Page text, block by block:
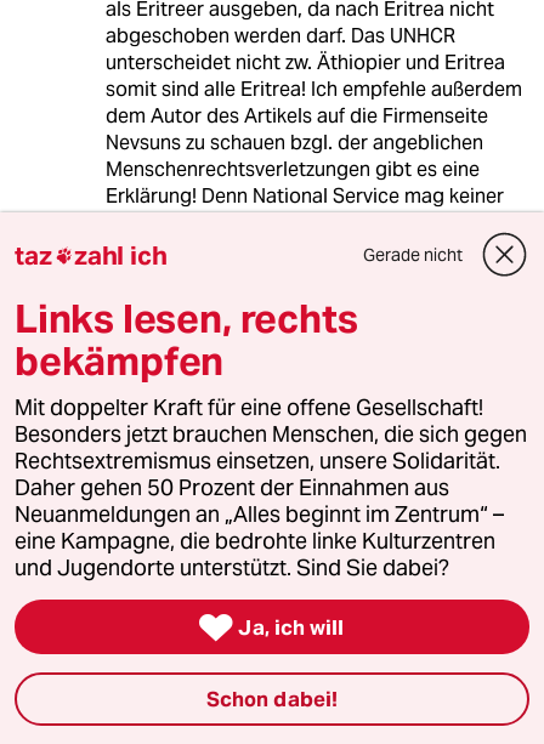
als Eritreer ausgeben, da nach Eritrea nicht
abgeschoben werden darf. Das UNHCR
unterscheidet nicht zw. Äthiopier und Eritrea
somit sind alle Eritrea! Ich empfehle außerdem
dem Autor des Artikels auf die Firmenseite
Nevsuns zu schauen bzgl. der angeblichen
Menschenrechtsverletzungen gibt es eine
Erklärung! Denn National Service mag keiner
demarkiert ist kann davon ausgegangen
deutlich entspannen. Dennoch ist interessant
das jetzt die Bergbauminen verschärft in
Blickpunkt geraten. Den EPRDF=TPLF
Machthabern gefällt es nicht das Eritrea in den
kommenden Jahren gleich mehrere
Bergbauminen betreiben wird, weil dadurch
Eritrea wirtschaftlich wächst. Djibouti und
Somalia folgen dem Diktat Addis Abebas
Eritrea nicht. Den IGAD Vorsitz hat seit 2008
Äthiopien inne normalerweise sollte dieser
jedes Jahr wechseln wieso tut es das nicht?
Ohne die jährlichen monetären Zuwendungen
und die damit einhergehende politische
Immunität Athiopiens wären die Machthaber in
Addis Abeba nicht zuhalten!
taz zahl ich Gerade nicht
Links lesen, rechts
bekämpfen
Mit doppelter Kraft für eine offene Gesellschaft!
Besonders jetzt brauchen Menschen, die sich gegen
Rechtsextremismus einsetzen, unsere Solidarität.
Daher gehen 50 Prozent der Einnahmen aus
Neuanmeldungen an „Alles beginnt im Zentrum“ –
eine Kampagne, die bedrohte linke Kulturzentren
und Jugendorte unterstützt. Sind Sie dabei?
 Ja, ich will
Schon dabei!